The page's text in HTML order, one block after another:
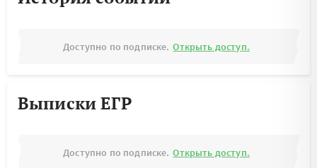
Доступно по подписке. Открыть доступ.
Выписки ЕГР
Доступно по подписке. Открыть доступ.